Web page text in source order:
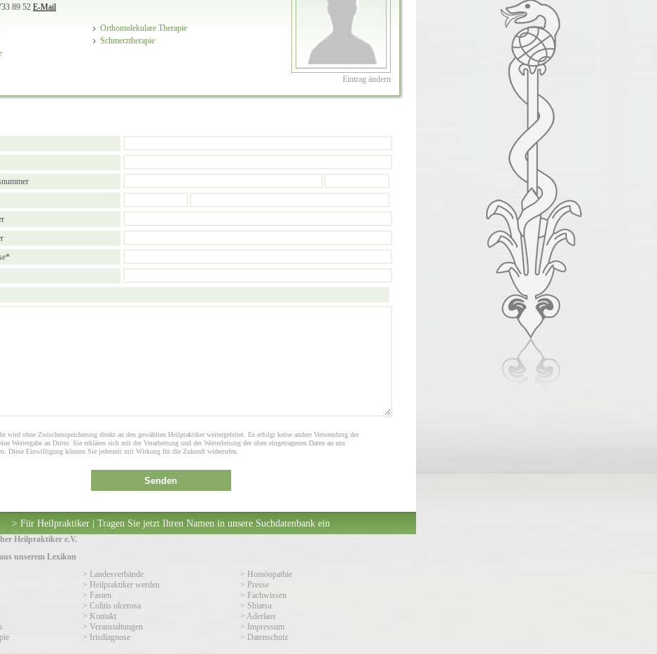
Eintrag ändern
89 52 E-Mail
Orthomolekulare Therapie
Schmerztherapie
wird ohne Zwischenspeicherung direkt an den gewählten Heilpraktiker weitergeleitet. Es erfolgt keine andere Verwendung der
Weitergabe an Dritte. Sie erklären sich mit der Verarbeitung und der Weiterleitung der oben eingetragenen Daten an uns
Diese Einwilligung können Sie jederzeit mit Wirkung für die Zukunft widerrufen.
Senden
> Für Heilpraktiker | Tragen Sie jetzt Ihren Namen in unsere Suchdatenbank ein
Heilpraktiker e.V.
unserem Lexikon
> Landesverbände
> Homöopathie
> Heilpraktiker werden
> Presse
> Fasten
> Fachwissen
> Colitis ulcerosa
> Shiatsu
> Kontakt
> Aderlass
> Veranstaltungen
> Impressum
> Irisdiagnose > Datenschutz